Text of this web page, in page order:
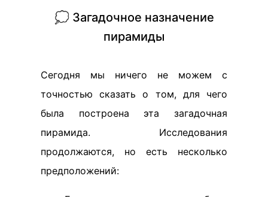
💭 Загадочное назначение
пирамиды
Сегодня мы ничего не можем с
точностью сказать о том, для чего
была построена эта загадочная
пирамида. Исследования
продолжаются, но есть несколько
предположений: